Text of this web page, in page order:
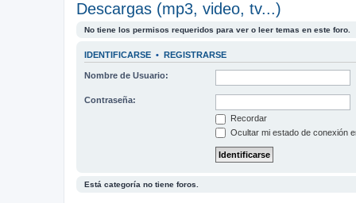
Descargas (mp3, video, tv...)
No tiene los permisos requeridos para ver o leer temas en este foro.
IDENTIFICARSE • REGISTRARSE
Nombre de Usuario:
Contraseña:
Recordar
Ocultar mi estado de conexión
Está categoría no tiene foros.